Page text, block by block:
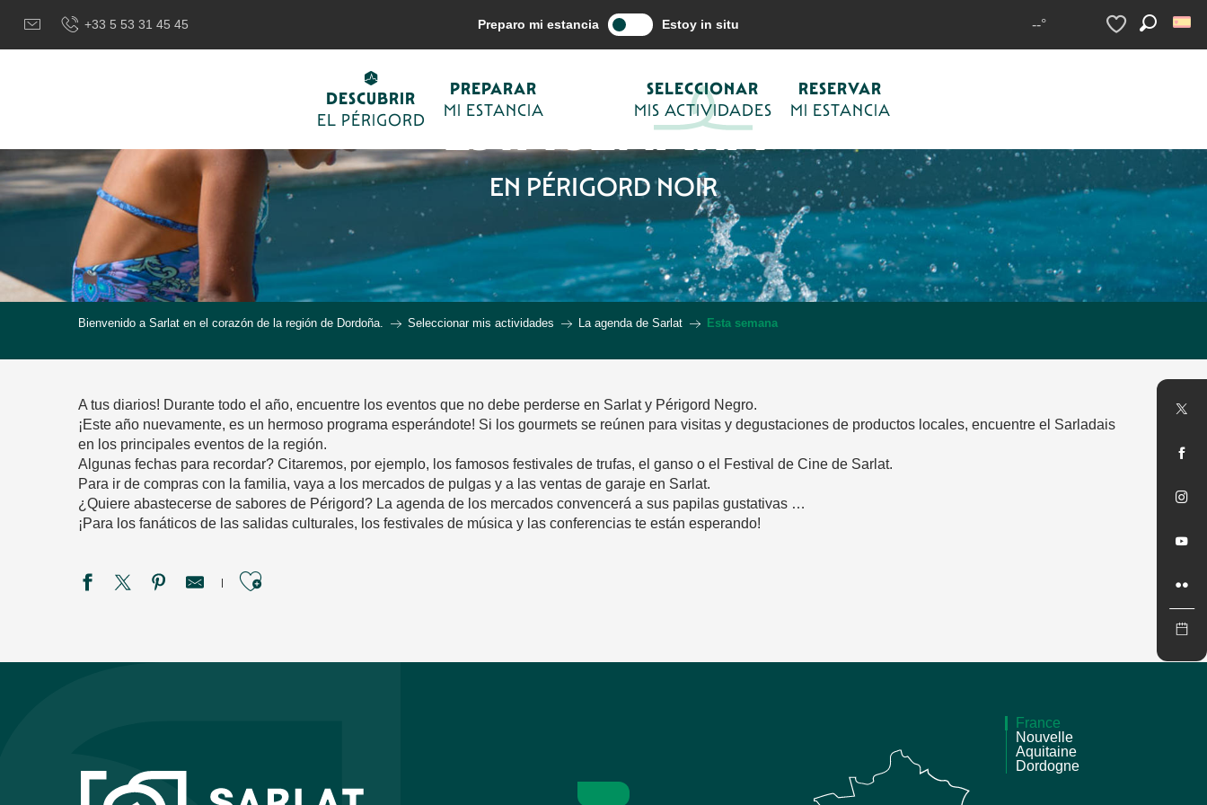
contenu
+33 5 53 31 45 45 Preparo mi estancia Estoy in situ --°
Voir les favoris
DESCUBRIR
EL PÉRIGORD
PREPARAR
MI ESTANCIA
SELECCIONAR
MIS ACTIVIDADES
RESERVAR
MI ESTANCIA
ESTA SEMANA
EN PÉRIGORD NOIR
Bienvenido a Sarlat en el corazón de la región de Dordoña. Seleccionar mis actividades La agenda de Sarlat Esta semana
A tus diarios! Durante todo el año, encuentre los eventos que no debe perderse en Sarlat y Périgord Negro.
¡Este año nuevamente, es un hermoso programa esperándote! Si los gourmets se reúnen para visitas y degustaciones de productos locales, encuentre el Sarladais
en los principales eventos de la región.
Algunas fechas para recordar? Citaremos, por ejemplo, los famosos festivales de trufas, el ganso o el Festival de Cine de Sarlat.
Para ir de compras con la familia, vaya a los mercados de pulgas y a las ventas de garaje en Sarlat.
¿Quiere abastecerse de sabores de Périgord? La agenda de los mercados convencerá a sus papilas gustativas …
¡Para los fanáticos de las salidas culturales, los festivales de música y las conferencias te están esperando!
Ajouter aux favoris
Les vacances d'été au Château de Commarque
Combattre au temps des chevaliers
France
Nouvelle
Aquitaine
Dordogne